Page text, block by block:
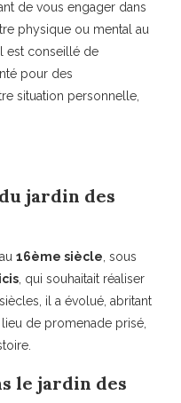
de vous engager dans
physique ou mental au
est conseillé de
pour des
situation personnelle,
jardin des
16ème siècle, sous
, qui souhaitait réaliser
il a évolué, abritant
de promenade prisé,
le jardin des